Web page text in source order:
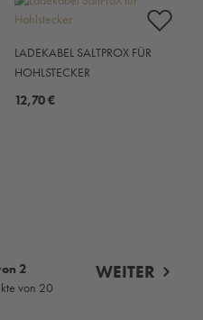
LADEKABEL SALTPROX FÜR
HOHLSTECKER
12,70 €
2
von 20
WEITER